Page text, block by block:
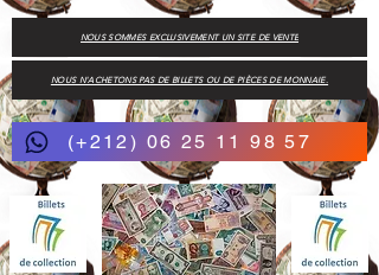
(+212) 06 25 11 98 57
NOUS N'ACHETONS PAS DE BILLETS OU DE PIÈCES DE MONNAIE.
NOUS SOMMES EXCLUSIVEMENT UN SITE DE VENTE